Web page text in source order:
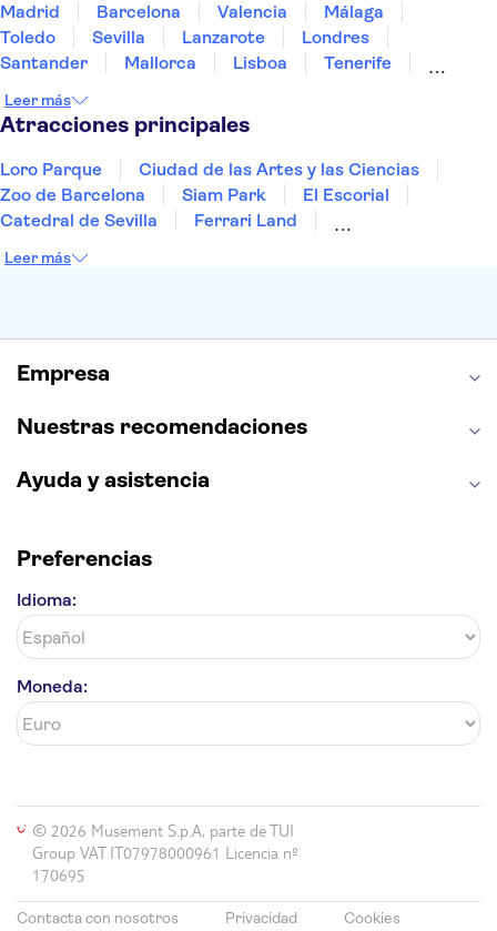
Madrid Barcelona Valencia
Málaga
Toledo
Sevilla Lanzarote
Londres
Santander
Mallorca Lisboa
Tenerife
Bilbao
Menorca Granada
Leer más
Atracciones principales
Loro Parque
Ciudad de las Artes y las Ciencias
Zoo de Barcelona
Siam Park
El Escorial
Catedral de Sevilla
Ferrari Land
Montserrat
Parque Warner
Leer más
Empresa
Nuestras recomendaciones
Ayuda y asistencia
Preferencias
Idioma:
Moneda:
© 2026 Musement S.p.A, parte de TUI
Group VAT IT07978000961 Licencia nº
170695
Contacta con nosotros Privacidad
Cookies